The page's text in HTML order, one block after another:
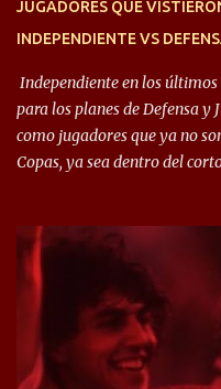
JUGADORES QUE
INDEPENDIENTE VS
Independiente en los
para los planes de Defensa y
como jugadores que ya no
Copas, ya sea dentro del
Halcón de Varela, como lo es
préstamo allí durante el
gran manera, convirtiendo
copa sudamericana. Pero
rendimiento que ha
jugaron en Defensa y ahora